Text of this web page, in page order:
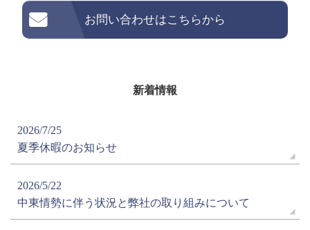
お問い合わせはこちらから
新着情報
2026/7/25
夏季休暇のお知らせ
2026/5/22
中東情勢に伴う状況と弊社の取り組みについて